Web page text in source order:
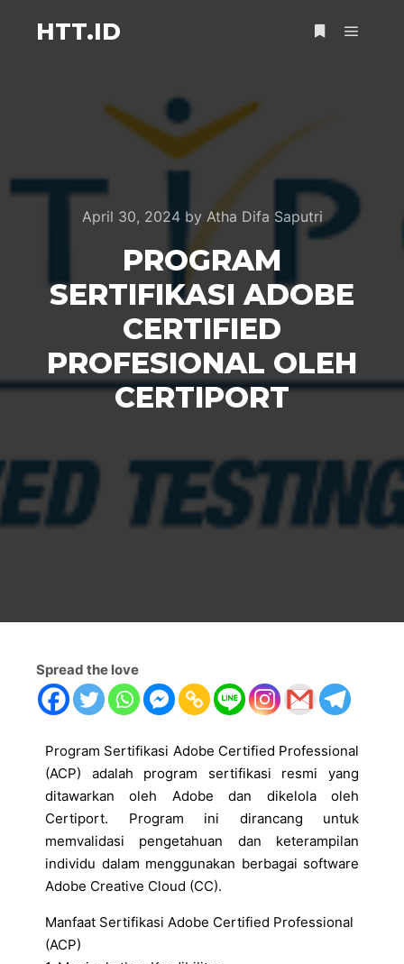
HTT.ID
April 30, 2024by Atha Difa Saputri
PROGRAM
SERTIFIKASI ADOBE
CERTIFIED
PROFESIONAL OLEH
CERTIPORT
Spread the love
Program Sertifikasi Adobe Certified Professional
(ACP) adalah program sertifikasi resmi yang
ditawarkan oleh Adobe dan dikelola oleh
Certiport. Program ini dirancang untuk
memvalidasi pengetahuan dan keterampilan
individu dalam menggunakan berbagai software
Adobe Creative Cloud (CC).
Manfaat Sertifikasi Adobe Certified Professional
(ACP)